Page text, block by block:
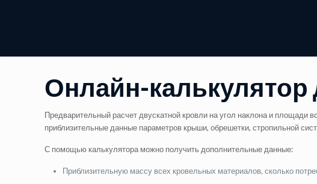
Онлайн-
Предварительный расчет двускатной кровли на угол наклона и
приблизительные данные параметров крыши, обрешетки, стропильной
С помощью калькулятора можно получить дополнительные данные:
Приблизительную массу всех кровельных материалов, сколько